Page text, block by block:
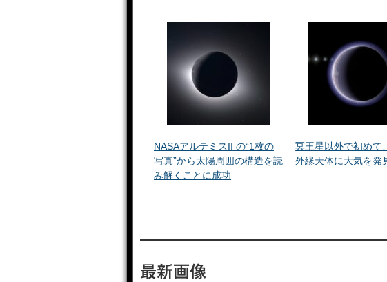
NASAアルテミスII の“1枚の
写真”から太陽周囲の構造を読
み解くことに成功
冥王星以外で初めて
外縁天体に大気を発
最新画像